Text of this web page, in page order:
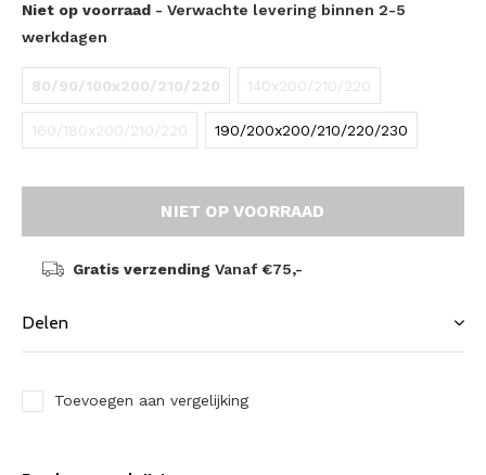
Niet op voorraad - Verwachte levering binnen 2-5
werkdagen
80/90/100x200/210/220 140x200/210/220
160/180x200/210/220 190/200x200/210/220/230
NIET OP VOORRAAD
Gratis verzending Vanaf €75,-
Delen
Toevoegen aan vergelijking